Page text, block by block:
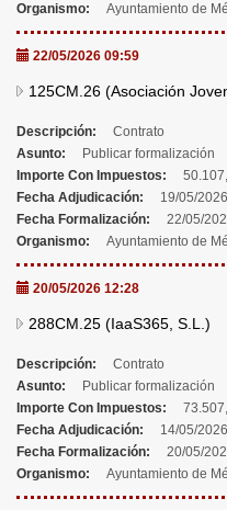
Organismo:
Ayuntamiento de
22/05/2026 09:59
125CM.26 (Asociación
Descripción:
Contrato
Asunto:
Publicar formalización
Importe Con Impuestos:
Fecha Adjudicación:
19/05/2026
Fecha Formalización:
22/05/
Organismo:
Ayuntamiento de
20/05/2026 12:28
288CM.25 (IaaS365, S.L.)
Descripción:
Contrato
Asunto:
Publicar formalización
Importe Con Impuestos:
Fecha Adjudicación:
14/05/2026
Fecha Formalización:
20/05/
Organismo:
Ayuntamiento de